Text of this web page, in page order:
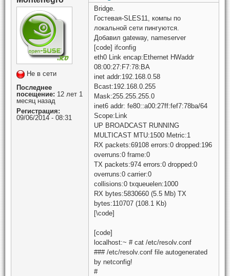
Не в сети
Последнее
посещение: 12 лет 1
месяц назад
Регистрация:
09/06/2014 - 08:31
Bridge.
Гостевая-SLES11, компы по
локальной сети пингуются.
Добавил gateway, nameserver
[code] ifconfig
eth0 Link encap:Ethernet HWaddr
08:00:27:F7:78:BA
inet addr:192.168.0.58
Bcast:192.168.0.255
Mask:255.255.255.0
inet6 addr: fe80::a00:27ff:fef7:78ba/64
Scope:Link
UP BROADCAST RUNNING
MULTICAST MTU:1500 Metric:1
RX packets:69108 errors:0 dropped:196
overruns:0 frame:0
TX packets:974 errors:0 dropped:0
overruns:0 carrier:0
collisions:0 txqueuelen:1000
RX bytes:5830660 (5.5 Mb) TX
bytes:110707 (108.1 Kb)
[\code]
[code]
localhost:~ # cat /etc/resolv.conf
### /etc/resolv.conf file autogenerated
by netconfig!
#